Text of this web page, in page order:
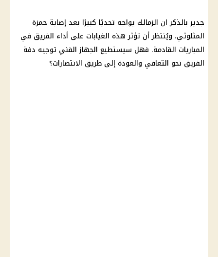
جدير بالذكر ان الزمالك يواجه تحديًا كبيرًا بعد إصابة حمزة
المثلوثي، ويُنتظر أن تؤثر هذه الغيابات على أداء الفريق في
المباريات القادمة. فهل سيستطيع الجهاز الفني توجيه دفة
الفريق نحو التعافي والعودة إلى طريق الانتصارات؟